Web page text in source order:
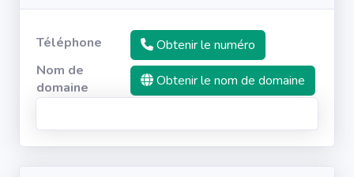
Téléphone
Obtenir le numéro
Nom de
domaine
Obtenir le nom de domaine